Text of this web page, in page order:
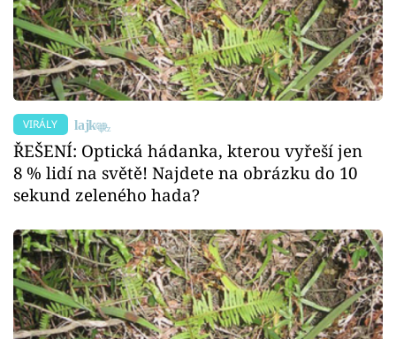
VIRÁLY
ŘEŠENÍ: Optická hádanka, kterou vyřeší jen
8 % lidí na světě! Najdete na obrázku do 10
sekund zeleného hada?